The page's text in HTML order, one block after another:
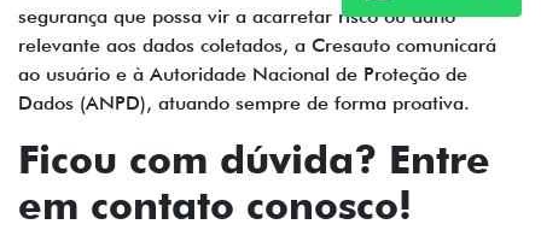
segurança que possa vir a acarretar risco ou dano
relevante aos dados coletados, a Cresauto comunicará
ao usuário e à Autoridade Nacional de Proteção de
Dados (ANPD), atuando sempre de forma proativa.
Ficou com dúvida? Entre
em contato conosco!